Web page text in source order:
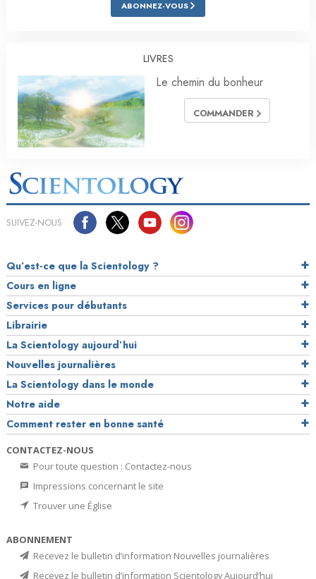
ABONNEZ-VOUS
LIVRES
Le chemin du bonheur
COMMANDER
SUIVEZ-NOUS
Qu’est-ce que la Scientology ?
Cours en ligne
Services pour débutants
Librairie
La Scientology aujourd’hui
Nouvelles journalières
La Scientology dans le monde
Notre aide
Comment rester en bonne santé
CONTACTEZ-NOUS
Pour toute question : Contactez-nous
Impressions concernant le site
Trouver une Église
ABONNEMENT
Recevez le bulletin d’information Nouvelles journalières
Recevez le bulletin d’information Scientology Aujourd’hui